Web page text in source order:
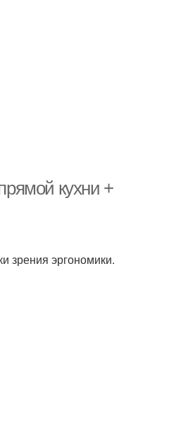
кухни +
зрения эргономики.